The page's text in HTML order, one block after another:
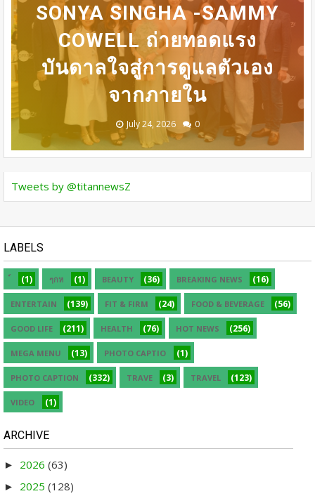
BEDO เดินหน้าจัดกิจกรรม
เจรจาธุรกิจ “BIO TRADE
CONNECT 2026”
August 05, 2026
31 ก.ค เที่ยงตรง กดบัตรให้
ทันนะเพื่อน โปรฯเสือคำราม
990บาท ราคาเต็ม
1,800บาท
July 30, 2026 0
เปิดเวที MASTERCLASS
นานาชาติ​ แลกเปลี่ยนองค์
ความรู้ด้านศัลยกรรมความ
งาม
July 24, 2026 0
SONYA SINGHA -​SAMMY
COWELL ถ่ายทอดแรง
บันดาลใจสู่การดูแลตัวเอง
จากภายใน
July 24, 2026 0
DERMASTER เปิดเวทีแลก
เปลี่ยนความเชี่ยวชาญด้าน
ศัลยกรรมระดับนานาชาติ
July 24, 2026 0
Tweets by @titannewsZ
LABELS
(1) ๆกห (1) BEAUTY (36) BREAKING NEWS (16)
ENTERTAIN (139) FIT & FIRM (24) FOOD & BEVERAGE (56)
GOOD LIFE (211) HEALTH (76) HOT NEWS (256)
MEGA MENU (13) PHOTO CAPTIO (1)
PHOTO CAPTION (332) TRAVE (3) TRAVEL (123)
VIDEO (1)
ARCHIVE
► 2026 (63)
► 2025 (128)